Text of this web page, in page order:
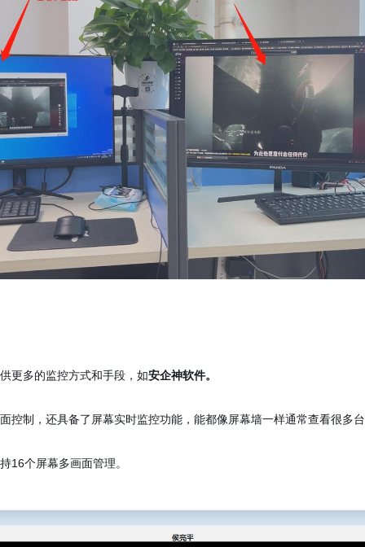
更多的监控方式和手段，如安企神软件。
控制，还具备了屏幕实时监控功能，能都像屏幕墙一样通常查看很多
16个屏幕多画面管理。